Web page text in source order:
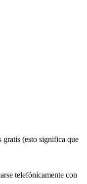
gratis (esto significa que
telefónicamente con